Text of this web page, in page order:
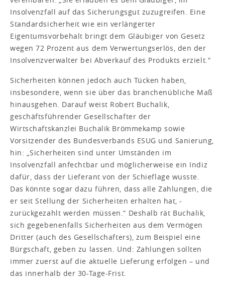
Insolvenzfall auf das Sicherungsgut zuzugreifen. Eine
Standardsicherheit wie ein verlängerter
Eigentumsvorbehalt bringt dem Gläubiger von Gesetz
wegen 72 Prozent aus dem Verwertungserlös, den der
Insolvenzverwalter bei Abverkauf des Produkts erzielt.“
Sicherheiten können jedoch auch Tücken haben,
insbesondere, wenn sie über das branchenübliche Maß
hinausgehen. Darauf weist Robert Buchalik,
geschäftsführender Gesellschafter der
Wirtschaftskanzlei Buchalik Brömmekamp sowie
Vorsitzender des Bundesverbands ESUG und Sanierung,
hin: „Sicherheiten sind unter Umständen im
Insolvenzfall anfechtbar und möglicherweise ein Indiz
dafür, dass der Lieferant von der Schieflage wusste.
Das könnte ­sogar dazu führen, dass alle Zahlungen, die
er seit Stellung der ­Sicherheiten erhalten hat, ­
zurückgezahlt werden müssen.“ Deshalb rät Buchalik,
sich gegebenenfalls Sicherheiten aus dem Vermögen
Dritter (auch des Gesellschafters), zum Beispiel eine
Bürgschaft, geben zu lassen. Und: Zahlungen sollten
immer zuerst auf die aktuelle Lieferung erfolgen – und
das innerhalb der 30-Tage-Frist.